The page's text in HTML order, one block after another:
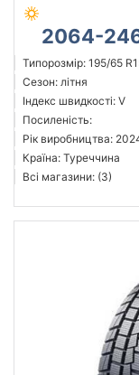
2064-
Типорозмір: 195/65
Сезон: літня
Індекс швидкості: V
Посиленість:
Рік виробництва:
Країна: Туреччина
Всі магазини: (3)